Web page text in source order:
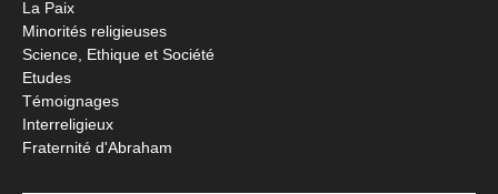
La Paix
Minorités religieuses
Science, Ethique et Société
Etudes
Témoignages
Interreligieux
Fraternité d'Abraham